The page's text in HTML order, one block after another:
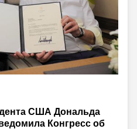
США Дональда
Конгресс об